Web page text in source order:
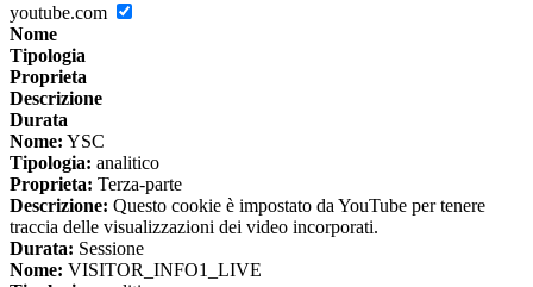
youtube.com
Nome
Tipologia
Proprieta
Descrizione
Durata
Nome: YSC
Tipologia: analitico
Proprieta: Terza-parte
Descrizione: Questo cookie è impostato da YouTube per tenere
traccia delle visualizzazioni dei video incorporati.
Durata: Sessione
Nome: VISITOR_INFO1_LIVE